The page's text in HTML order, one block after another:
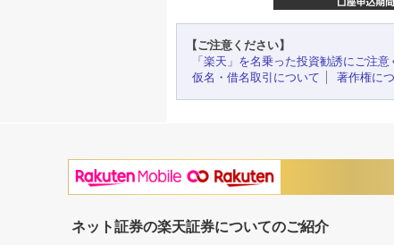
【ご注意ください】
「楽天」を名乗った投資勧誘にご注意
仮名・借名取引について
著作権に
ネット証券の楽天証券についてのご紹介